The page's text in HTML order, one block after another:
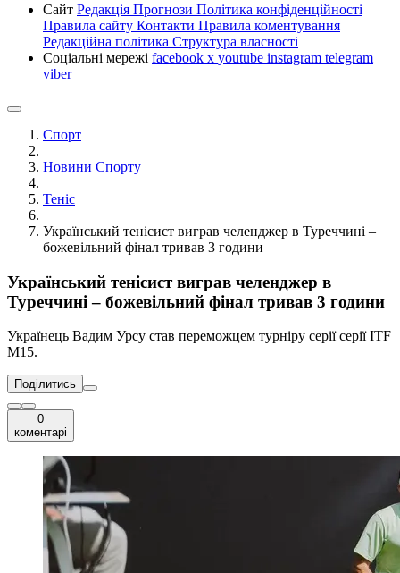
Сайт Редакція Прогнози Політика конфіденційності
Правила сайту Контакти Правила коментування
Редакційна політика Структура власності
Соціальні мережі facebook x youtube instagram telegram
viber
Спорт
Новини Спорту
Теніс
Український тенісист виграв челенджер в Туреччині –
божевільний фінал тривав 3 години
Український тенісист виграв челенджер в
Туреччині – божевільний фінал тривав 3 години
Українець Вадим Урсу став переможцем турніру серії серії ITF
М15.
Поділитись
0
коментарі